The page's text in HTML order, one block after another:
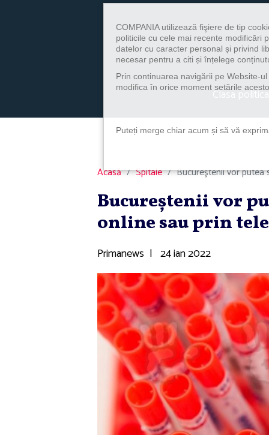
Clasa politica
Acasă Spitale Bucureştenii vor putea
Bucureştenii vor
online sau prin
Primanews | 24 ian 2022
COMPANIA utilizează fişiere de tip
politicile cu cele mai recente modificări
datelor cu caracter personal și privind
necesar pentru a citi și înțelege
Prin continuarea navigării pe Website-
modifica în orice moment setările
Puteți merge chiar acum și să vă